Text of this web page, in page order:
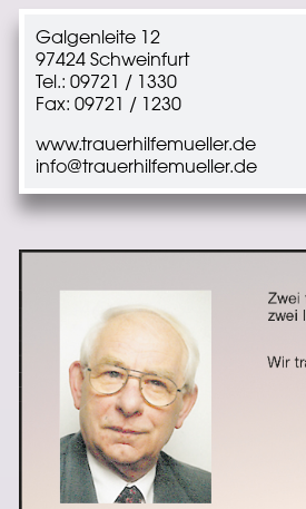
Galgenleite 12
97424 Schweinfurt
Tel.: 09721 / 1330
Fax: 09721 / 1230
www.trauerhilfemueller.de
info@trauerhilfemueller.de